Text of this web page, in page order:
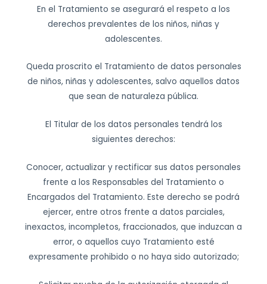
En el Tratamiento se asegurará el respeto a los
derechos prevalentes de los niños, niñas y
adolescentes.
Queda proscrito el Tratamiento de datos personales
de niños, niñas y adolescentes, salvo aquellos datos
que sean de naturaleza pública.
El Titular de los datos personales tendrá los
siguientes derechos:
Conocer, actualizar y rectificar sus datos personales
frente a los Responsables del Tratamiento o
Encargados del Tratamiento. Este derecho se podrá
ejercer, entre otros frente a datos parciales,
inexactos, incompletos, fraccionados, que induzcan a
error, o aquellos cuyo Tratamiento esté
expresamente prohibido o no haya sido autorizado;